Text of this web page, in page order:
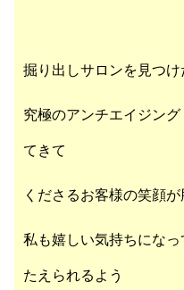
掘り出しサロンを見つ
究極のアンチエイジン
てきて
くださるお客様の笑顔
私も嬉しい気持ちにな
たえられるよう